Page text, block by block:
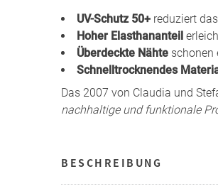
UV-Schutz 50+ reduziert
Hoher Elasthananteil
Überdeckte Nähte schonen
Schnelltrocknendes
Das 2007 von Claudia und
nachhaltige und funktionale
BESCHREIBUNG